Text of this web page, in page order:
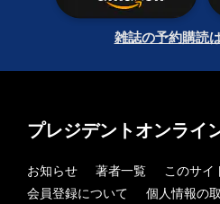
雑誌の予約購読
プレジデントオンライ
お知らせ 著者一覧
このサイ
会員登録について
個人情報の